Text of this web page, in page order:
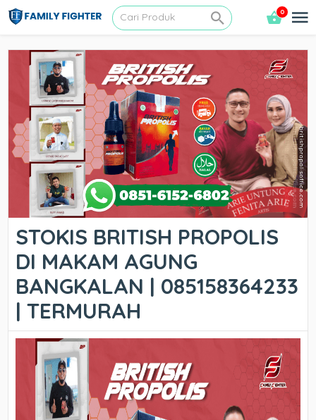
0
STOKIS BRITISH PROPOLIS
DI MAKAM AGUNG
BANGKALAN | 085158364233
| TERMURAH